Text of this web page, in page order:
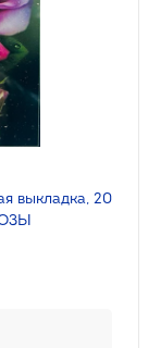
выкладка, 20